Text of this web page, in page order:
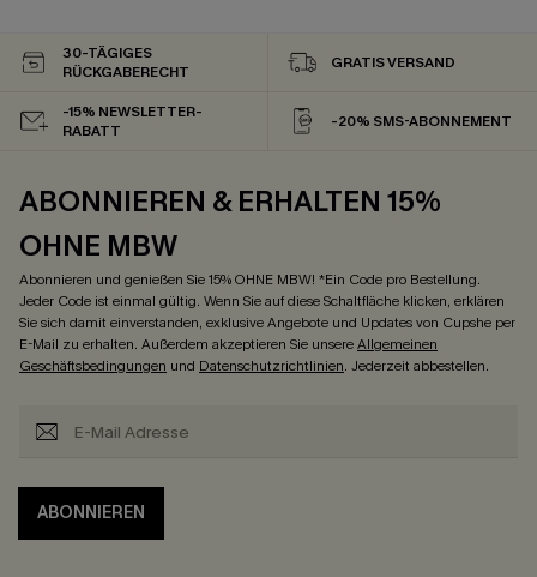
30-TÄGIGES
RÜCKGABERECHT
GRATIS VERSAND
-15% NEWSLETTER-
RABATT
-20% SMS-ABONNEMENT
ABONNIEREN & ERHALTEN 15%
OHNE MBW
Abonnieren und genießen Sie 15% OHNE MBW! *Ein Code pro Bestellung.
Jeder Code ist einmal gültig. Wenn Sie auf diese Schaltfläche klicken, erklären
Sie sich damit einverstanden, exklusive Angebote und Updates von Cupshe per
E-Mail zu erhalten. Außerdem akzeptieren Sie unsereAllgemeinen
Geschäftsbedingungen und Datenschutzrichtlinien. Jederzeit abbestellen.
ABONNIEREN